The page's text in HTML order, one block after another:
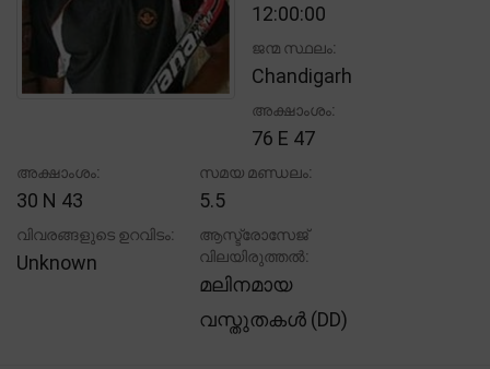
12:00:00
ജന്മ സ്ഥലം:
Chandigarh
അക്ഷാംശം:
76 E 47
അക്ഷാംശം:
30 N 43
സമയ മണ്ഡലം:
5.5
വിവരങ്ങളുടെ ഉറവിടം:
Unknown
ആസ്ട്രോസേജ്
വിലയിരുത്തൽ:
മലിനമായ
വസ്തുതകൾ (DD)